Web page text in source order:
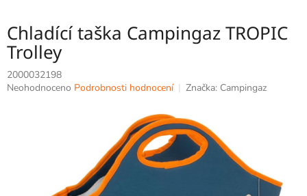
Chladící taška Campingaz TROPIC
Trolley
2000032198
Průměrné
Neohodnoceno Podrobnosti hodnocení Značka: Campingaz